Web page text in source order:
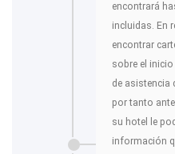
encontrará
incluidas. En
encontrar
sobre el
de asistencia
por tanto
su hotel le
información